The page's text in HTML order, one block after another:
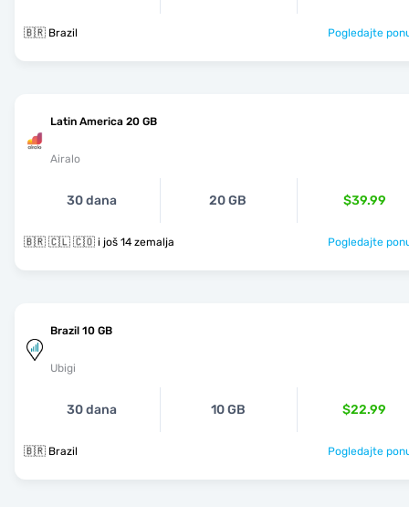
🇧🇷 Brazil Pogledajte
Latin America 20 GB
Airalo
30 dana 20 GB $39.99
🇧🇷 🇨🇱 🇨🇴 i još 14 zemalja Pogledajte
Brazil 10 GB
Ubigi
30 dana 10 GB $22.99
🇧🇷 Brazil Pogledajte